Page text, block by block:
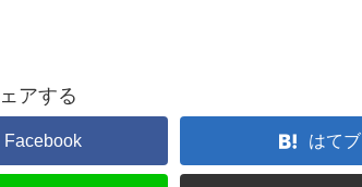
アする
Facebook はてブ